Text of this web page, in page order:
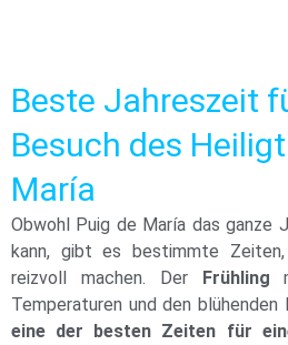
Beste Jahreszeit
Besuch des
María
Obwohl Puig de María das ganze
kann, gibt es bestimmte
reizvoll machen. Der Frühling
Temperaturen und den blühenden
eine der besten Zeiten für